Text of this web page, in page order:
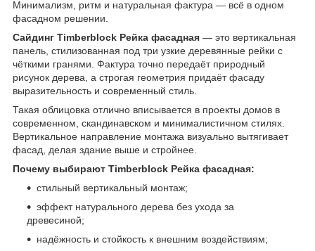
Минимализм, ритм и натуральная фактура — всё в одном
фасадном решении.
Сайдинг Timberblock Рейка фасадная — это вертикальная
панель, стилизованная под три узкие деревянные рейки с
чёткими гранями. Фактура точно передаёт природный
рисунок дерева, а строгая геометрия придаёт фасаду
выразительность и современный стиль.
Такая облицовка отлично вписывается в проекты домов в
современном, скандинавском и минималистичном стилях.
Вертикальное направление монтажа визуально вытягивает
фасад, делая здание выше и стройнее.
Почему выбирают Timberblock Рейка фасадная:
стильный вертикальный монтаж;
эффект натурального дерева без ухода за
древесиной;
надёжность и стойкость к внешним воздействиям;